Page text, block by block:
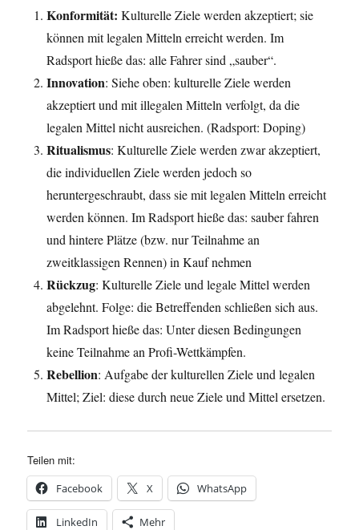
Konformität: Kulturelle Ziele werden akzeptiert; sie
können mit legalen Mitteln erreicht werden. Im
Radsport hieße das: alle Fahrer sind „sauber“.
Innovation: Siehe oben: kulturelle Ziele werden
akzeptiert und mit illegalen Mitteln verfolgt, da die
legalen Mittel nicht ausreichen. (Radsport: Doping)
Ritualismus: Kulturelle Ziele werden zwar akzeptiert,
die individuellen Ziele werden jedoch so
heruntergeschraubt, dass sie mit legalen Mitteln erreicht
werden können. Im Radsport hieße das: sauber fahren
und hintere Plätze (bzw. nur Teilnahme an
zweitklassigen Rennen) in Kauf nehmen
Rückzug: Kulturelle Ziele und legale Mittel werden
abgelehnt. Folge: die Betreffenden schließen sich aus.
Im Radsport hieße das: Unter diesen Bedingungen
keine Teilnahme an Profi-Wettkämpfen.
Rebellion: Aufgabe der kulturellen Ziele und legalen
Mittel; Ziel: diese durch neue Ziele und Mittel ersetzen.
Teilen mit:
Facebook X WhatsApp
LinkedIn Mehr